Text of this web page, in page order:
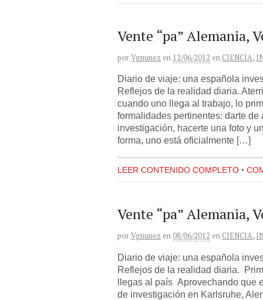
Vente “pa” Alemania,
porVgnunez en 12/06/2012 en CIENCIA,
Diario de viaje: una española
Reflejos de la realidad diaria.
cuando uno llega al trabajo, lo
formalidades pertinentes: darte de
investigación, hacerte una foto y
forma, uno está oficialmente […]
LEER CONTENIDO COMPLETO •
Vente “pa” Alemania,
porVgnunez en 08/06/2012 en CIENCIA,
Diario de viaje: una española
Reflejos de la realidad diaria.
llegas al país Aprovechando que
de investigación en Karlsruhe,